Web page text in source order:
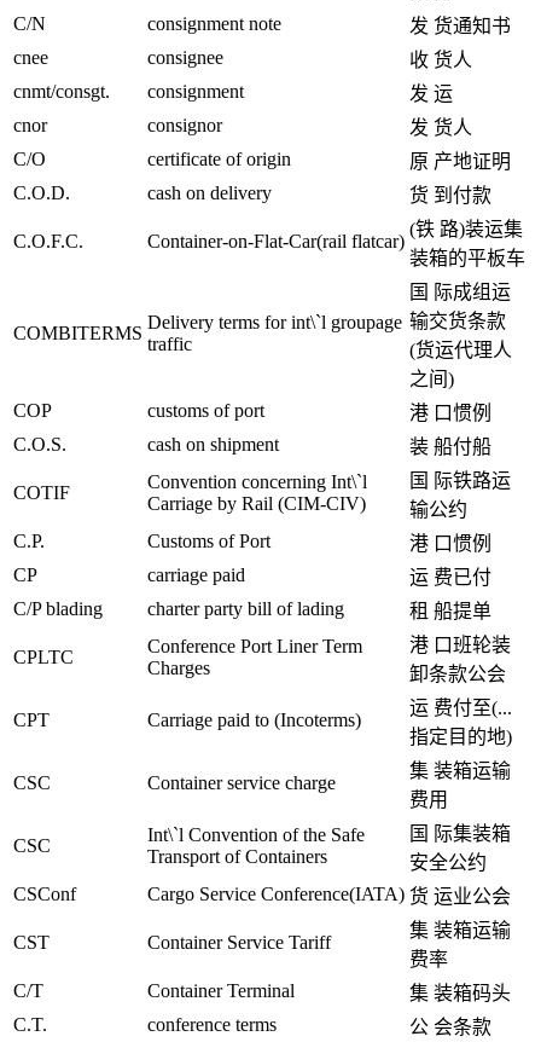
C/N
consignment note
发 货通知书
cnee
consignee
收 货人
cnmt/consgt.
consignment
发 运
cnor
consignor
发 货人
C/O
certificate of origin
原 产地证明
C.O.D.
cash on delivery 货 到付款
C.O.F.C. Container-on-Flat-Car(rail flatcar)
(铁 路)装运集
装箱的平板车
COMBITERMS
Delivery terms for int\`l groupage
traffic
国 际成组运
输交货条款
(货运代理人
之间)
COP
customs of port
港 口惯例
C.O.S.
cash on shipment 装 船付船
COTIF
Convention concerning Int\`l
Carriage by Rail (CIM-CIV)
国 际铁路运
输公约
C.P.
Customs of Port
港 口惯例
CP
carriage paid
运 费已付
C/P blading
charter party bill of lading 租 船提单
CPLTC
Conference Port Liner Term
Charges
港 口班轮装
卸条款公会
CPT Carriage paid to (Incoterms)
运 费付至(...
指定目的地)
CSC Container service charge
集 装箱运输
费用
CSC
Int\`l Convention of the Safe
Transport of Containers
国 际集装箱
安全公约
CSConf
Cargo Service Conference(IATA) 货 运业公会
CST Container Service Tariff
集 装箱运输
费率
C/T
Container Terminal
集 装箱码头
C.T.
conference terms 公 会条款